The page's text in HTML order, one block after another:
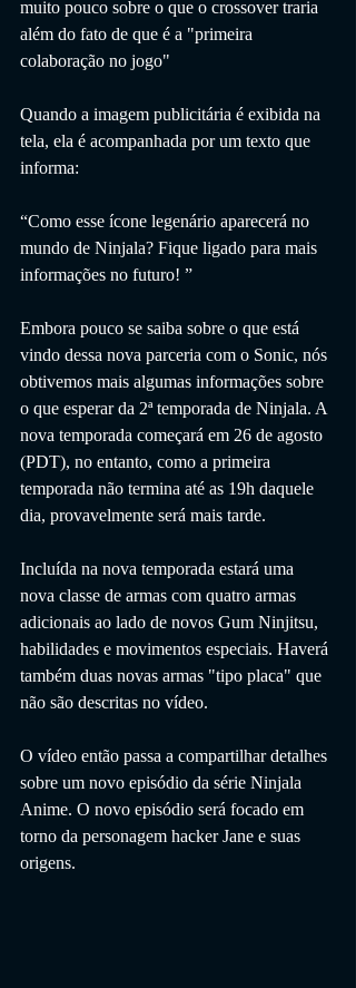
muito pouco sobre o que o crossover traria
além do fato de que é a "primeira
colaboração no jogo"
Quando a imagem publicitária é exibida na
tela, ela é acompanhada por um texto que
informa:
“Como esse ícone legenário aparecerá no
mundo de Ninjala? Fique ligado para mais
informações no futuro! ”
Embora pouco se saiba sobre o que está
vindo dessa nova parceria com o Sonic, nós
obtivemos mais algumas informações sobre
o que esperar da 2ª temporada de Ninjala. A
nova temporada começará em 26 de agosto
(PDT), no entanto, como a primeira
temporada não termina até as 19h daquele
dia, provavelmente será mais tarde.
Incluída na nova temporada estará uma
nova classe de armas com quatro armas
adicionais ao lado de novos Gum Ninjitsu,
habilidades e movimentos especiais. Haverá
também duas novas armas "tipo placa" que
não são descritas no vídeo.
O vídeo então passa a compartilhar detalhes
sobre um novo episódio da série Ninjala
Anime. O novo episódio será focado em
torno da personagem hacker Jane e suas
origens.